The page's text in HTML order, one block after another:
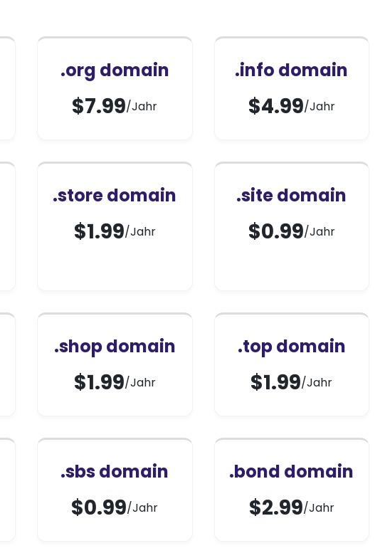
.org domain
$7.99/Jahr
.info domain
$4.99/Jahr
.store domain
$1.99/Jahr
.site domain
$0.99/Jahr
.shop domain
$1.99/Jahr
.top domain
$1.99/Jahr
.sbs domain
$0.99/Jahr
.bond domain
$2.99/Jahr